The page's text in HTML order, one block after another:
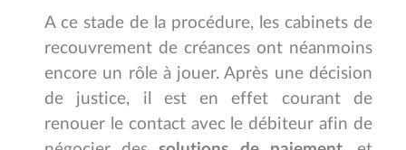
A ce stade de la procédure, les cabinets de
recouvrement de créances ont néanmoins
encore un rôle à jouer. Après une décision
de justice, il est en effet courant de
renouer le contact avec le débiteur afin de